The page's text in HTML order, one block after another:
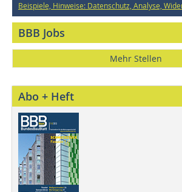
Beispiele, Hinweise: Datenschutz, Analyse,
BBB Jobs
Mehr Stellen
Abo + Heft